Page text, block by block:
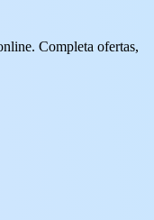
Completa ofertas,